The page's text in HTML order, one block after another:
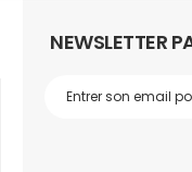
NEWSLETTER